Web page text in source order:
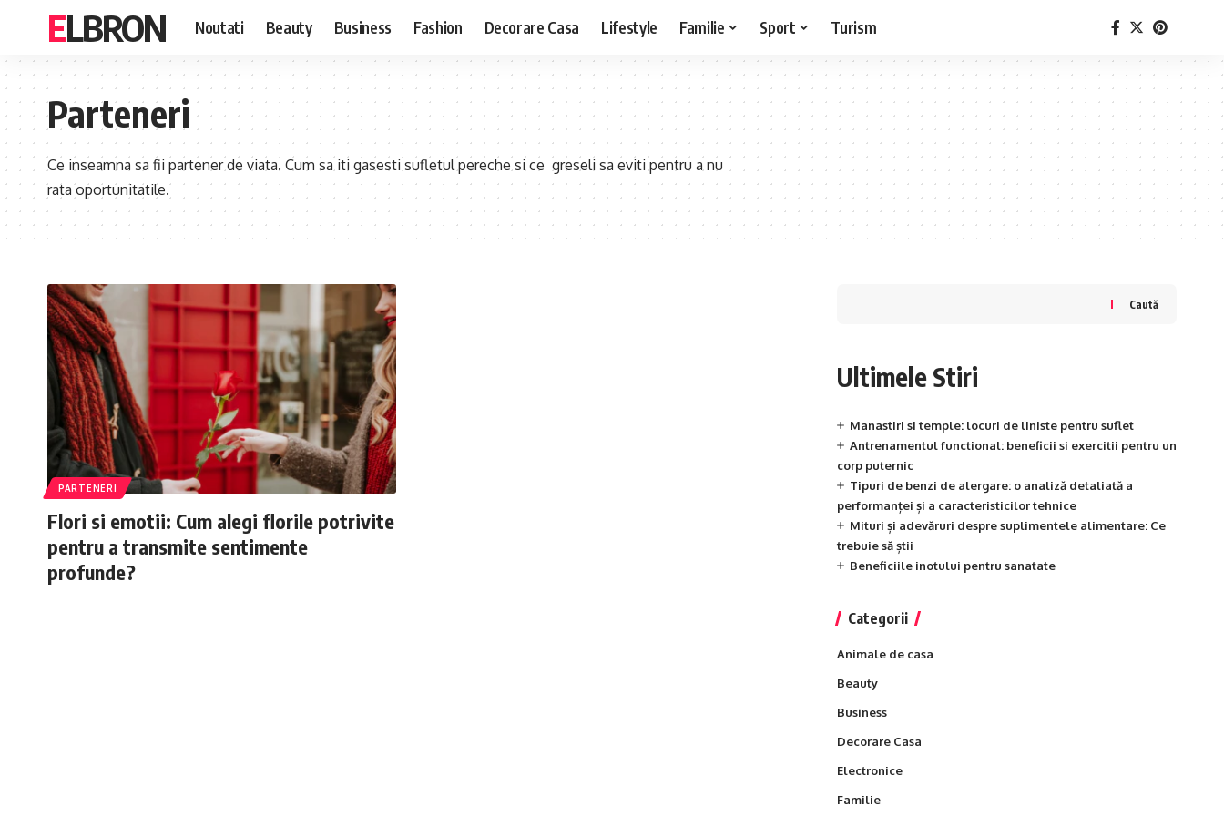
ELBRON Noutati Beauty Business Fashion Decorare Casa Lifestyle Familie Sport Turism
Parteneri
Ce inseamna sa fii partener de viata. Cum sa iti gasesti sufletul pereche si ce greseli sa eviti pentru a nu
rata oportunitatile.
PARTENERI
Flori si emotii: Cum alegi florile potrivite
pentru a transmite sentimente
profunde?
Caută
Ultimele Stiri
Manastiri si temple: locuri de liniste pentru suflet
Antrenamentul functional: beneficii si exercitii pentru un
corp puternic
Tipuri de benzi de alergare: o analiză detaliată a
performanței și a caracteristicilor tehnice
Mituri și adevăruri despre suplimentele alimentare: Ce
trebuie să știi
Beneficiile inotului pentru sanatate
Categorii
Animale de casa
Beauty
Business
Decorare Casa
Electronice
Familie